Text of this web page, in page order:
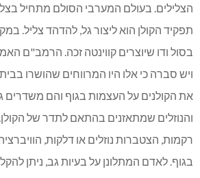
הצלילים. בעולם המערבי הסולם מתחיל
תפקיד הקולן הוא ליצור גל, להדהד צליל.
בסול ודו שיוצרים קווינטה זכה. הרמב"ם
ויש סברה כי אלו היו המרווחים שהושרו
את הקולנים על העצמות בגוף והם משדרים
והנוזלים שמתאזנים בהתאם לתדר של
רקמות, הצטברות נוזלים או דלקות,
בגוף. לאדם המתלונן על בעיות גב, ניתן